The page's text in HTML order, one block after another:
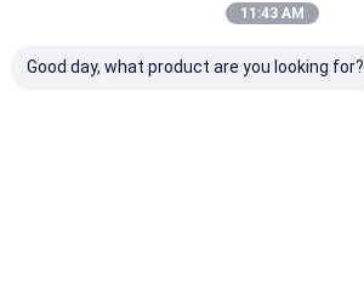
11:43 AM
Good day, what product are you looking for?